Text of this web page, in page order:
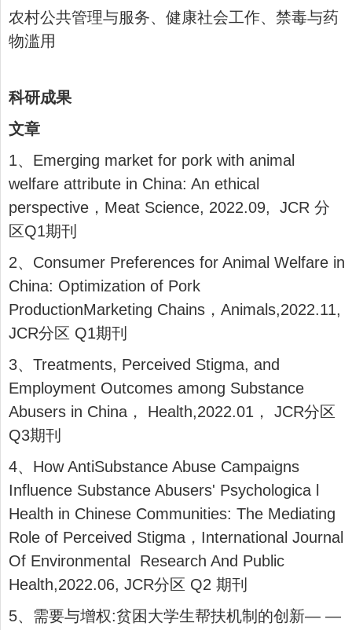
农村公共管理与服务、健康社会工作、禁毒与药
物滥用
科研成果
文章
1、Emerging market for pork with animal
welfare attribute in China: An ethical
perspective，Meat Science, 2022.09, JCR 分
区Q1期刊
2、Consumer Preferences for Animal Welfare in
China: Optimization of Pork
ProductionMarketing Chains，Animals,2022.11,
JCR分区 Q1期刊
3、Treatments, Perceived Stigma, and
Employment Outcomes among Substance
Abusers in China， Health,2022.01， JCR分区
Q3期刊
4、How AntiSubstance Abuse Campaigns
Influence Substance Abusers' Psychologica l
Health in Chinese Communities: The Mediating
Role of Perceived Stigma，International Journal
Of Environmental Research And Public
Health,2022.06, JCR分区 Q2 期刊
5、需要与增权:贫困大学生帮扶机制的创新— —